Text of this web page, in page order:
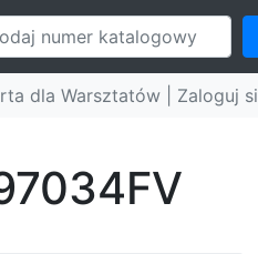
dla Warsztatów | Zaloguj